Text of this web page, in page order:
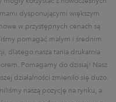
dysponującymi większym
w przystępnych cenach są
pomagać małym i średnim
dlatego nasza tania drukarnia
Pomagamy do dzisiaj! Nasz
działalności zmieniło się dużo.
naszą pozycję na rynku, a